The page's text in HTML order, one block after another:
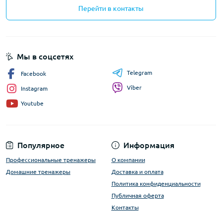
Перейти в контакты
Популярное
Профессиональные тренажеры
Домашние тренажеры
Информация
О компании
Доставка и оплата
Политика конфиденциальности
Публичная оферта
Контакты
Мы в соцсетях
Facebook
Instagram
Youtube
Telegram
Viber